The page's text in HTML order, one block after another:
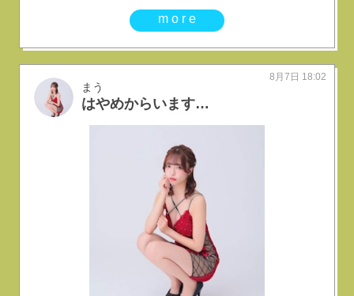
more
まう
はやめからいますよ～
8月7日 18:02